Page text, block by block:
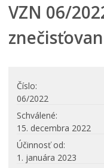
Primátorka mesta
Mesto Sliač
Mestské
Komisie
Elektronické služby
Verejné obstarávania
VŠEOBECNE
VZN 06/
Číslo
06/2022
Schválené
15. decembra 2022
Účinnosť od
1. januára 2023